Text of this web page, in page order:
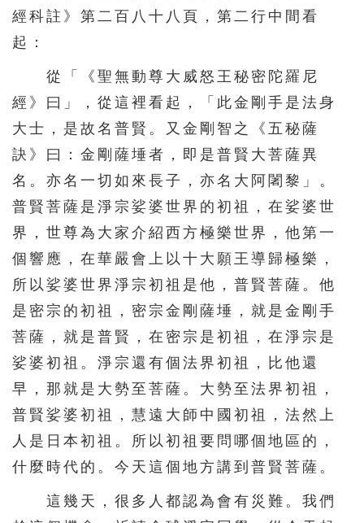
141 142 143 144 145
146 147 148 149 150
151 152 153 154 155
156 157 158 159 160
166 167 168 169 170
171 172 173 174 175
176 177 178 179 180
181 182 183 184 185
186 187 188 189 190
196 197 198 199 200
201 202 203 204 205
206 207 208 209 210
經科註》第二百八十八頁，第二行中間看
起：
從「《聖無動尊大威怒王秘密陀羅尼
經》曰」，從這裡看起，「此金剛手是法身
大士，是故名普賢。又金剛智之《五秘薩
訣》曰：金剛薩埵者，即是普賢大菩薩異
名。亦名一切如來長子，亦名大阿闍黎」。
普賢菩薩是淨宗娑婆世界的初祖，在娑婆世
界，世尊為大家介紹西方極樂世界，他第一
個響應，在華嚴會上以十大願王導歸極樂，
所以娑婆世界淨宗初祖是他，普賢菩薩。他
是密宗的初祖，密宗金剛薩埵，就是金剛手
菩薩，就是普賢，在密宗是初祖，在淨宗是
娑婆初祖。淨宗還有個法界初祖，比他還
早，那就是大勢至菩薩。大勢至法界初祖，
普賢娑婆初祖，慧遠大師中國初祖，法然上
人是日本初祖。所以初祖要問哪個地區的，
什麼時代的。今天這個地方講到普賢菩薩。
這幾天，很多人都認為會有災難。我們